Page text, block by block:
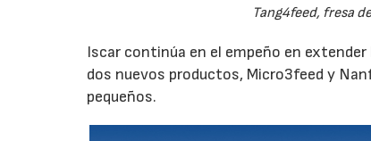
Tang4feed, fresa
Iscar continúa en el empeño en
dos nuevos productos, Micro3feed y
pequeños.